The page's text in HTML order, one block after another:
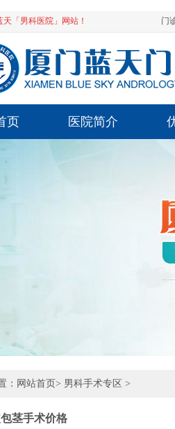
「男科医院」网站！ 门
页 医院简介
： 网站首页> 男科手术专区 >
茎手术价格